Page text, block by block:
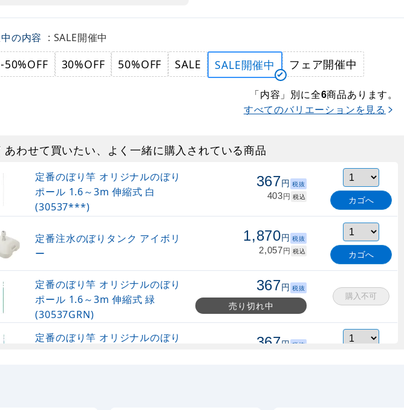
の内容 : SALE開催中
50%OFF 30%OFF 50%OFF SALE SALE開催中 フェア開催中
「内容」別に全6商品あります。
すべてのバリエーションを見る
あわせて買いたい、よく一緒に購入されている商品
定番のぼり竿 オリジナルのぼり
ポール 1.6～3m 伸縮式 白
(30537***)
367円 税抜
403円 税込 カゴへ
定番注水のぼりタンク アイボリ
ー
1,870円 税抜
2,057円 税込 カゴへ
定番のぼり竿 オリジナルのぼり
ポール 1.6～3m 伸縮式 緑
(30537GRN)
367円 税抜
売り切れ中
購入不可
定番のぼり竿 オリジナルのぼり
367円 税抜